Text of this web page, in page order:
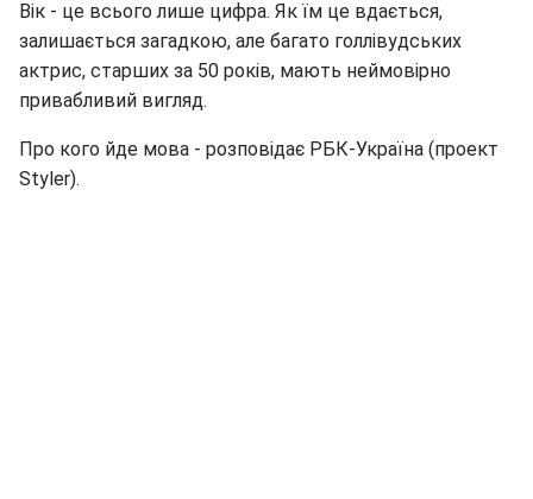
Вік - це всього лише цифра. Як їм це вдається,
залишається загадкою, але багато голлівудських
актрис, старших за 50 років, мають неймовірно
привабливий вигляд.
Про кого йде мова - розповідає РБК-Україна (проект
Styler).